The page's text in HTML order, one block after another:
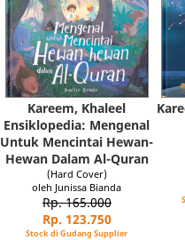
Kareem, Khaleel
Ensiklopedia: Mengenal
Untuk Mencintai Hewan-
Hewan Dalam Al-Quran
(Hard Cover)
oleh Junissa Bianda
Rp. 165.000
Rp. 123.750
Stock di Gudang Supplier